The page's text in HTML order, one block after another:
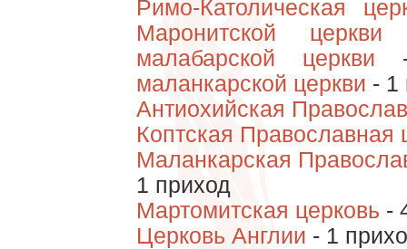
Римо-Католическая
Маронитской церкви
малабарской церкви -
маланкарской церкви - 1
Антиохийская
Коптская Православная
Маланкарская
1 приход
Мартомитская церковь -
Церковь Англии - 1